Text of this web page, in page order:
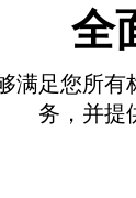
全
满足您所
务，并提